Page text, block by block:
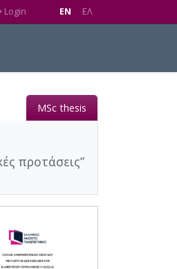
Login EN EΛ
MSc thesis
προτάσεις”